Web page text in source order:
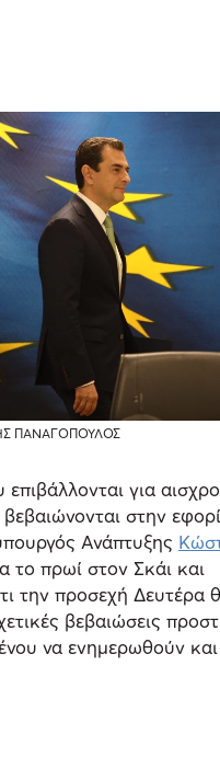
ΠΑΝΑΓΟΠΟΥΛΟΣ
επιβάλλονται για
βεβαιώνονται στην
Ανάπτυξης
το πρωί στον Σκάι και
την προσεχή Δευτέρα
βεβαιώσεις
να ενημερωθούν και